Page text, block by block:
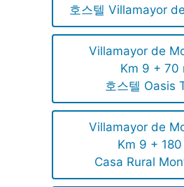
호스텔 Villamayor
Villamayor de
Km 9 + 70
호스텔 Oasis
Villamayor de
Km 9 + 180
Casa Rural